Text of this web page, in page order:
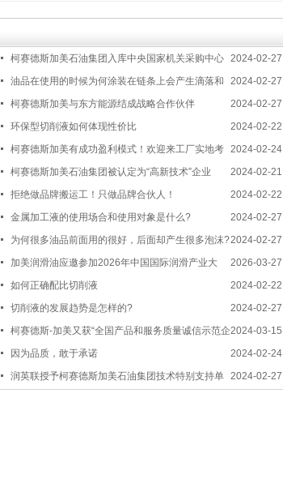
2024-02-27
柯赛德斯加美石油集团入库中央国家机关采购中心
供应商
2024-02-27
油品在使用的时候为何涂装在链条上会产生滴落和
积炭呢?
2024-02-27
柯赛德斯加美与东方能源结成战略合作伙伴
2024-02-22
环保型切削液如何体现性价比
2024-02-24
柯赛德斯加美有成功盈利模式！欢迎来工厂实地考
察！
2024-02-21
柯赛德斯加美石油集团被认定为“高新技术”企业
2024-02-22
拒绝做品牌搬运工！只做品牌合伙人！
2024-02-27
金属加工液的使用场合和使用对象是什么?
2024-02-27
为何很多油品前面用的很好，后面却产生很多泡沫?
2026-03-27
加美润滑油应邀参加2026年中国国际润滑产业大
会，共话绿色润滑新未来
2024-02-22
如何正确配比切削液
2024-02-27
切削液的发展趋势是怎样的?
2024-03-15
柯赛德斯-加美又获“全国产品和服务质量诚信示范企
业”称号
2024-02-24
因为品质，敢于承诺
2024-02-27
润英联授予柯赛德斯加美石油集团技术特别支持单